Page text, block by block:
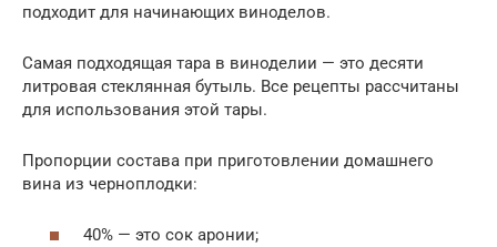
подходит для начинающих виноделов.
Самая подходящая тара в виноделии — это десяти
литровая стеклянная бутыль. Все рецепты рассчитаны
для использования этой тары.
Пропорции состава при приготовлении домашнего
вина из черноплодки:
40% — это сок аронии;